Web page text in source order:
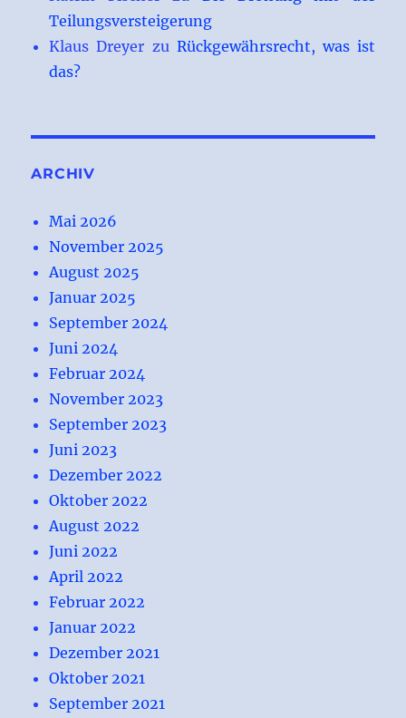
Teilungsversteigerung
Klaus Dreyer zu Rückgewährsrecht, was ist
das?
ARCHIV
Mai 2026
November 2025
August 2025
Januar 2025
September 2024
Juni 2024
Februar 2024
November 2023
September 2023
Juni 2023
Dezember 2022
Oktober 2022
August 2022
Juni 2022
April 2022
Februar 2022
Januar 2022
Dezember 2021
Oktober 2021
September 2021